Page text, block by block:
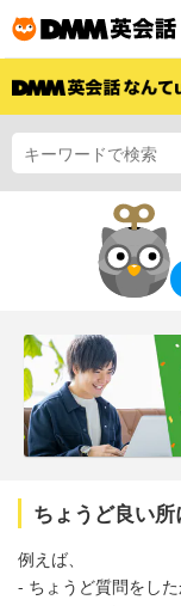
ちょうど良い
例えば、
- ちょうど質問をし